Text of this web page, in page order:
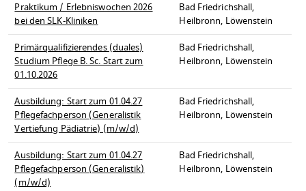
Praktikum / Erlebniswochen 2026
bei den SLK-Kliniken
Bad Friedrichshall,
Heilbronn, Löwenstein
Primärqualifizierendes (duales)
Studium Pflege B. Sc. Start zum
01.10.2026
Bad Friedrichshall,
Heilbronn, Löwenstein
Ausbildung: Start zum 01.04.27
Pflegefachperson (Generalistik
Vertiefung Pädiatrie) (m/w/d)
Bad Friedrichshall,
Heilbronn, Löwenstein
Ausbildung: Start zum 01.04.27
Pflegefachperson (Generalistik)
(m/w/d)
Bad Friedrichshall,
Heilbronn, Löwenstein